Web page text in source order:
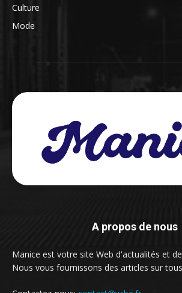
Culture
Mode
A propos de nous
Manice est votre site Web d'actualités et
Nous vous fournissons des articles sur